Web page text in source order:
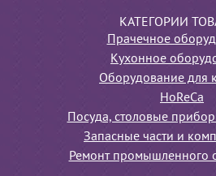
КАТЕГОРИИ
Прачечное
Кухонное
Оборудование для
HoReCa
Посуда, столовые
Запасные части и
Ремонт промышленного